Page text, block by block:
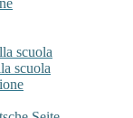
scuola
scuola